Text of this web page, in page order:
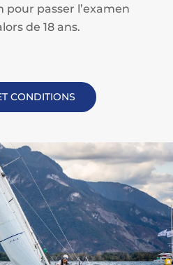
pour passer l’examen
de 18 ans.
CONDITIONS